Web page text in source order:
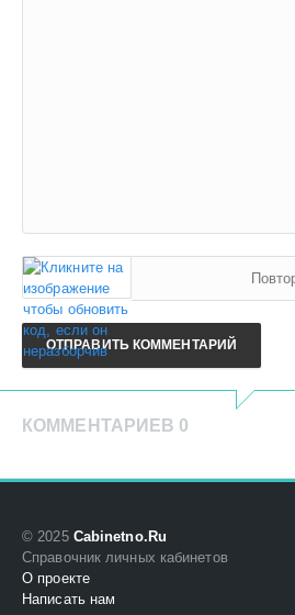
ОТПРАВИТЬ КОММЕНТАРИЙ
КОММЕНТАРИЕВ 0
© 2025 Cabinetno.Ru
Справочник личных кабинетов
О проекте
Написать нам